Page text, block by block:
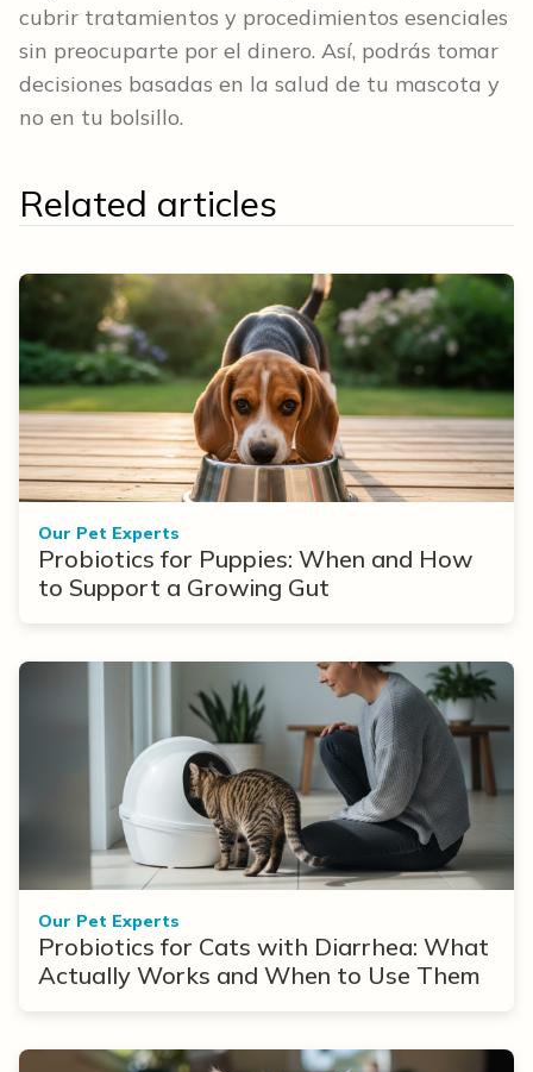
cubrir tratamientos y procedimientos esenciales
sin preocuparte por el dinero. Así, podrás tomar
decisiones basadas en la salud de tu mascota y
no en tu bolsillo.
Related articles
Our Pet Experts
Probiotics for Puppies: When and How
to Support a Growing Gut
Our Pet Experts
Probiotics for Cats with Diarrhea: What
Actually Works and When to Use Them